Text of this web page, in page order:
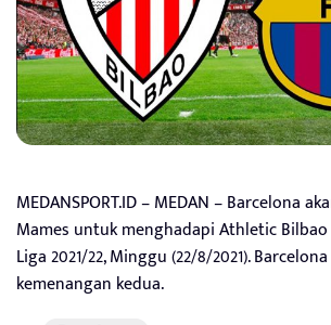
MEDANSPORT.ID – MEDAN – Barcelona
Mames untuk menghadapi Athletic Bilbao
Liga 2021/22, Minggu (22/8/2021).
kemenangan kedua.